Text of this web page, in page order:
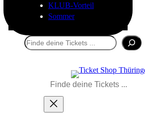
KLUB-Vorteil
Sommer
Suchen
Suchen